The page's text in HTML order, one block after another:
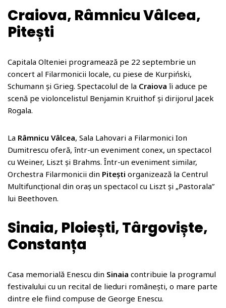
Craiova, Râmnicu Vâlcea,
Pitești
Capitala Olteniei programează pe 22 septembrie un
concert al Filarmonicii locale, cu piese de Kurpiński,
Schumann și Grieg. Spectacolul de la Craiova îi aduce pe
scenă pe violoncelistul Benjamin Kruithof și dirijorul Jacek
Rogala.
La Râmnicu Vâlcea, Sala Lahovari a Filarmonici Ion
Dumitrescu oferă, într-un eveniment conex, un spectacol
cu Weiner, Liszt și Brahms. Într-un eveniment similar,
Orchestra Filarmonicii din Pitești organizează la Centrul
Multifuncțional din oraș un spectacol cu Liszt și „Pastorala”
lui Beethoven.
Sinaia, Ploiești, Târgoviște,
Constanța
Casa memorială Enescu din Sinaia contribuie la programul
festivalului cu un recital de lieduri românești, o mare parte
dintre ele fiind compuse de George Enescu.